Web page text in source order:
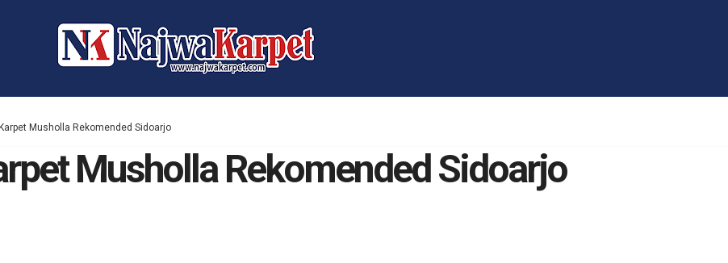
Musholla Rekomended Sidoarjo
Musholla Rekomended Sidoarjo